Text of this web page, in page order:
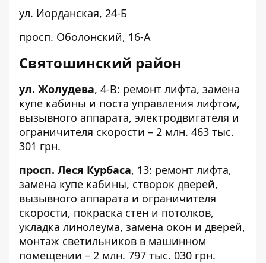
ул. Иорданская, 24-Б
просп. Оболонский, 16-А
Святошинский район
ул. Жолудева, 4-В: ремонт лифта, замена
купе кабины и поста управления лифтом,
вызывного аппарата, электродвигателя и
ограничителя скорости – 2 млн. 463 тыс.
301 грн.
просп. Леся Курбаса, 13: ремонт лифта,
замена купе кабины, створок дверей,
вызывного аппарата и ограничителя
скорости, покраска стен и потолков,
укладка линолеума, замена окон и дверей,
монтаж светильников в машинном
помещении – 2 млн. 797 тыс. 030 грн.